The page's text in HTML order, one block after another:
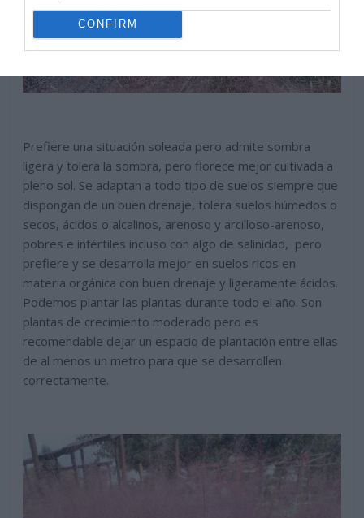
CONFIRM
Prefiere una situación soleada pero admite sombra
ligera y tolera la sombra, pero florece mejor cultivada a
pleno sol. Se adaptan a todo tipo de suelos siempre que
dispongan de un buen drenaje, tolera suelos húmedos o
secos, ácidos o alcalinos, arenoso y arcilloso-arenoso,
pobres e infértiles incluso con algo de salinidad, pero
prefiere y se desarrolla mejor en suelos ricos en
materia orgánica con buen drenaje y ligeramente ácidos.
Podemos plantar las plantas durante todo el año. Son
plantas de crecimiento moderado pero es
recomendable dejar un espacio de plantación entre ellas
de al menos un metro para que se desarrollen
correctamente.